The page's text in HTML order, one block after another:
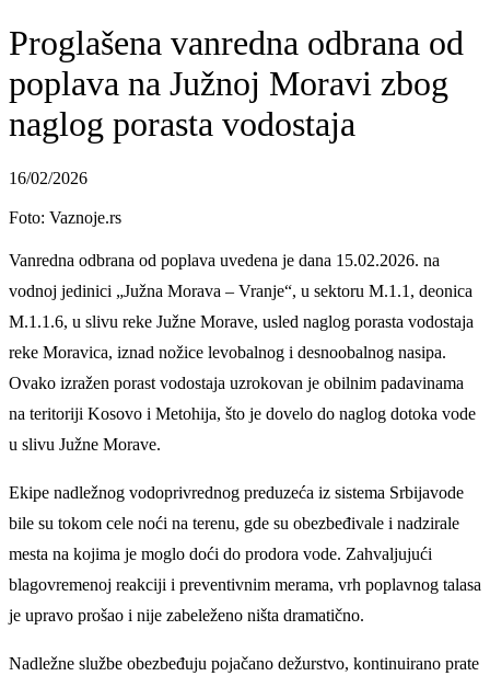
Proglašena vanredna odbrana od
poplava na Južnoj Moravi zbog
naglog porasta vodostaja
16/02/2026
Foto: Vaznoje.rs
Vanredna odbrana od poplava uvedena je dana 15.02.2026. na
vodnoj jedinici „Južna Morava – Vranje“, u sektoru M.1.1, deonica
M.1.1.6, u slivu reke Južne Morave, usled naglog porasta vodostaja
reke Moravica, iznad nožice levobalnog i desnoobalnog nasipa.
Ovako izražen porast vodostaja uzrokovan je obilnim padavinama
na teritoriji Kosovo i Metohija, što je dovelo do naglog dotoka vode
u slivu Južne Morave.
Ekipe nadležnog vodoprivrednog preduzeća iz sistema Srbijavode
bile su tokom cele noći na terenu, gde su obezbeđivale i nadzirale
mesta na kojima je moglo doći do prodora vode. Zahvaljujući
blagovremenoj reakciji i preventivnim merama, vrh poplavnog talasa
je upravo prošao i nije zabeleženo ništa dramatično.
Nadležne službe obezbeđuju pojačano dežurstvo, kontinuirano prate